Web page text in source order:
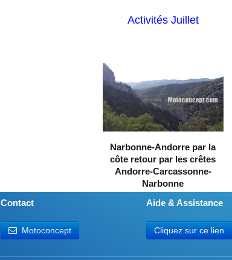
Activités Juillet
Narbonne-Andorre par la
côte retour par les crêtes
Andorre-Carcassonne-
Narbonne
Contact
Motoconcept
Aide & Assistance
Cliquez sur ce lien